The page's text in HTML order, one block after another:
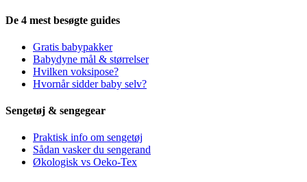
De 4 mest besøgte guides
Gratis babypakker
Babydyne mål & størrelser
Hvilken voksipose?
Hvornår sidder baby selv?
Sengetøj & sengegear
Praktisk info om sengetøj
Sådan vasker du sengerand
Økologisk vs Oeko-Tex